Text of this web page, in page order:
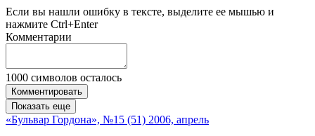
Если вы нашли ошибку в тексте, выделите ее мышью и
нажмите Ctrl+Enter
Комментарии
1000 символов осталось
Комментировать
Показать еще
«Бульвар Гордона», №15 (51) 2006, апрель